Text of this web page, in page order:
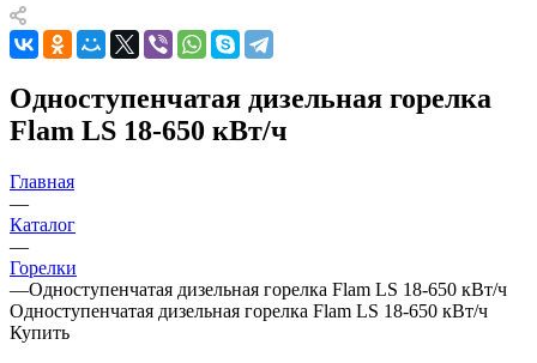
Одноступенчатая дизельная горелка
Flam LS 18-650 кВт/ч
Главная
—
Каталог
—
Горелки
—Одноступенчатая дизельная горелка Flam LS 18-650 кВт/ч
Одноступенчатая дизельная горелка Flam LS 18-650 кВт/ч
Купить